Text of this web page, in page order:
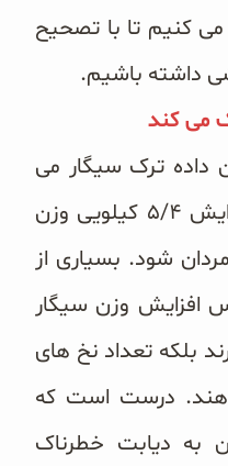
می کنیم تا با تصحیح
داشته باشیم.
می کند
داده ترک سیگار می
تواند طی ۱۲ ماه سبب افزایش ۵/۴ کیلویی وزن
در مردان شود. بسیاری از
افزایش وزن سیگار
بلکه تعداد نخ های
دهند. درست است که
به دیابت خطرناک